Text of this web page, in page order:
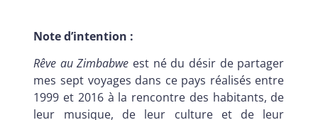
Note d’intention :
Rêve au Zimbabwe est né du désir de partager
mes sept voyages dans ce pays réalisés entre
1999 et 2016 à la rencontre des habitants, de
leur musique, de leur culture et de leur